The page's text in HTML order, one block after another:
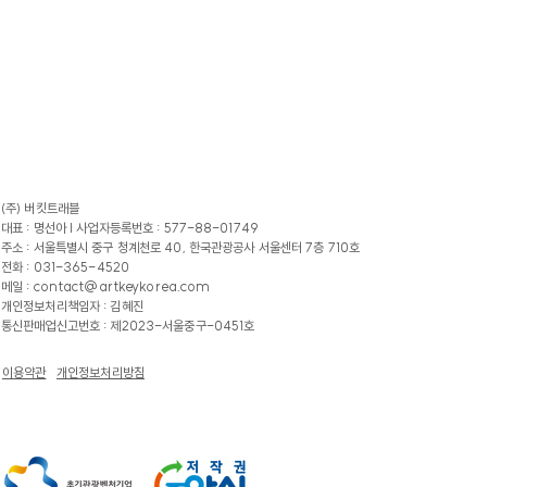
(주) 버킷트래블
대표 : 명선아 |사업자등록번호 : 577-88-01749
주소 : 서울특별시 중구 청계천로 40, 한국관광공사 서울센터 7층 710호
전화 : 031-365-4520
메일 : contact@artkeykorea.com
​개인정보처리책임자 : 김혜진
​통신판매업신고번호 : 제2023-서울중구-0451호
이용약관 개인정보처리방침